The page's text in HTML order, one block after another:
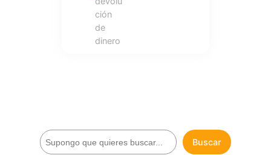
ción
de
dinero
B
u
Buscar